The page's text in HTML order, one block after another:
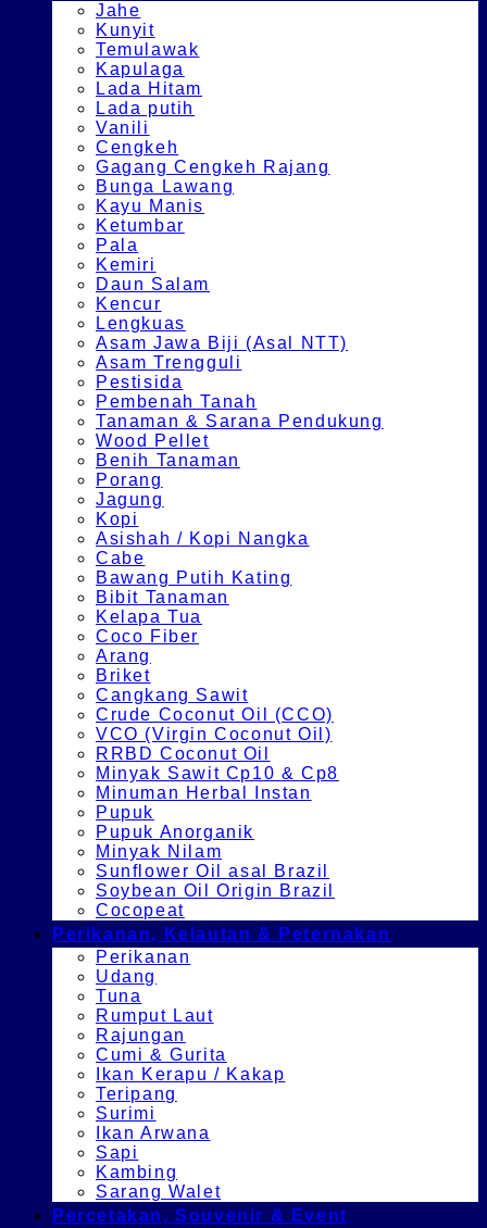
Jahe
Kunyit
Temulawak
Kapulaga
Lada Hitam
Lada putih
Vanili
Cengkeh
Gagang Cengkeh Rajang
Bunga Lawang
Kayu Manis
Ketumbar
Pala
Kemiri
Daun Salam
Kencur
Lengkuas
Asam Jawa Biji (Asal NTT)
Asam Trengguli
Pestisida
Pembenah Tanah
Tanaman & Sarana Pendukung
Wood Pellet
Benih Tanaman
Porang
Jagung
Kopi
Asishah / Kopi Nangka
Cabe
Bawang Putih Kating
Bibit Tanaman
Kelapa Tua
Coco Fiber
Arang
Briket
Cangkang Sawit
Crude Coconut Oil (CCO)
VCO (Virgin Coconut Oil)
RRBD Coconut Oil
Minyak Sawit Cp10 & Cp8
Minuman Herbal Instan
Pupuk
Pupuk Anorganik
Minyak Nilam
Sunflower Oil asal Brazil
Soybean Oil Origin Brazil
Cocopeat
Perikanan, Kelautan & Peternakan
Perikanan
Udang
Tuna
Rumput Laut
Rajungan
Cumi & Gurita
Ikan Kerapu / Kakap
Teripang
Surimi
Ikan Arwana
Sapi
Kambing
Sarang Walet
Percetakan, Souvenir & Event